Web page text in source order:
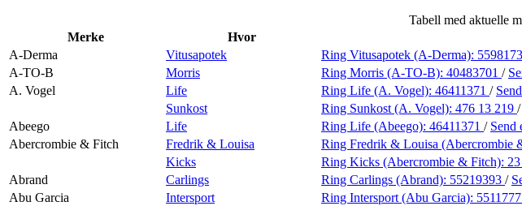
Inspirasjon
Tabell med aktuelle
Merke
Hvor
A-Derma
Vitusapotek Ring Vitusapotek (A-Derma):
A-TO-B
Morris Ring Morris (A-TO-B): 40483701 /
A. Vogel
Life Ring Life (A. Vogel): 46411371 /
Sunkost
Ring Sunkost (A. Vogel): 476 13 219 /
Abeego
Life Ring Life (Abeego): 46411371 / Send
Abercrombie & Fitch
Fredrik & Louisa Ring Fredrik & Louisa (Abercrombie
Kicks
Ring Kicks (Abercrombie & Fitch):
Abrand
Carlings Ring Carlings (Abrand): 55219393 /
Abu Garcia
Intersport Ring Intersport (Abu Garcia):